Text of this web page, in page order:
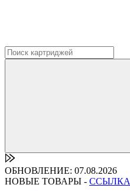
ОБНОВЛЕНИЕ: 07.08.2026
НОВЫЕ ТОВАРЫ - ССЫЛКА